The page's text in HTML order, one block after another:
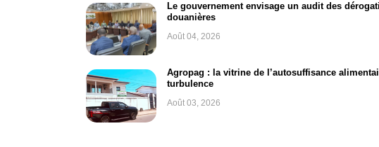
Le gouvernement envisage un audit des
douanières
Août 04, 2026
Agropag : la vitrine de l’autosuffisance
turbulence
Août 03, 2026